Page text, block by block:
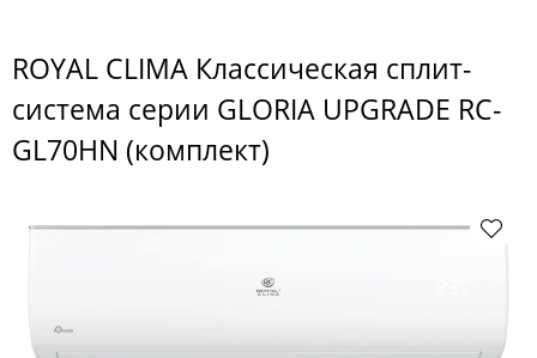
ROYAL CLIMA Классическая сплит-
система серии GLORIA UPGRADE RC-
GL70HN (комплект)